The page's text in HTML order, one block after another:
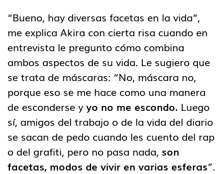
“Bueno, hay diversas facetas en la vida”,
me explica Akira con cierta risa cuando en
entrevista le pregunto cómo combina
ambos aspectos de su vida. Le sugiero que
se trata de máscaras: “No, máscara no,
porque eso se me hace como una manera
de esconderse y yo no me escondo. Luego
sí, amigos del trabajo o de la vida del diario
se sacan de pedo cuando les cuento del rap
o del grafiti, pero no pasa nada, son
facetas, modos de vivir en varias esferas”.